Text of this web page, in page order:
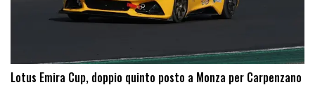
Lotus Emira Cup, doppio quinto posto a Monza per Carpenzano